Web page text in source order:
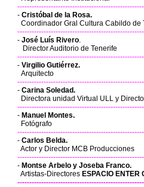
- Cristóbal de la Rosa.
Coordinador Gral Cultura Cabildo de
- José Luís Rivero.
Director Auditorio de Tenerife
- Virgilio Gutiérrez.
Arquitecto
- Carina Soledad.
Directora unidad Virtual ULL y
- Manuel Montes.
Fotógrafo
- Carlos Belda.
Actor y Director MCB Producciones
- Montse Arbelo y Joseba Franco.
Artistas-Directores ESPACIO ENTER